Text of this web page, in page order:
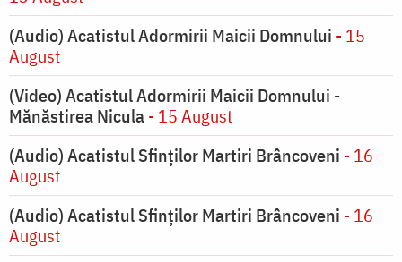
(Audio) Acatistul Adormirii Maicii Domnului - 15
August
(Video) Acatistul Adormirii Maicii Domnului -
Mănăstirea Nicula- 15 August
(Audio) Acatistul Sfinților Martiri Brâncoveni - 16
August
(Audio) Acatistul Sfinților Martiri Brâncoveni - 16
August